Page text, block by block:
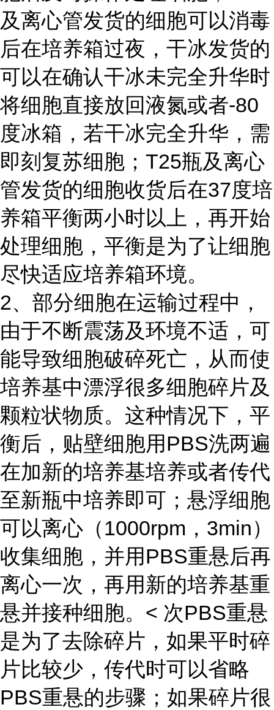
及离心管发货的细胞可以消毒
后在培养箱过夜，干冰发货的
可以在确认干冰未完全升华时
将细胞直接放回液氮或者-80
度冰箱，若干冰完全升华，需
即刻复苏细胞；T25瓶及离心
管发货的细胞收货后在37度培
养箱平衡两小时以上，再开始
处理细胞，平衡是为了让细胞
尽快适应培养箱环境。
2、部分细胞在运输过程中，
由于不断震荡及环境不适，可
能导致细胞破碎死亡，从而使
培养基中漂浮很多细胞碎片及
颗粒状物质。这种情况下，平
衡后，贴壁细胞用PBS洗两遍
在加新的培养基培养或者传代
至新瓶中培养即可；悬浮细胞
可以离心（1000rpm，3min）
收集细胞，并用PBS重悬后再
离心一次，再用新的培养基重
悬并接种细胞。< 次PBS重悬
是为了去除碎片，如果平时碎
片比较少，传代时可以省略
PBS重悬的步骤；如果碎片很